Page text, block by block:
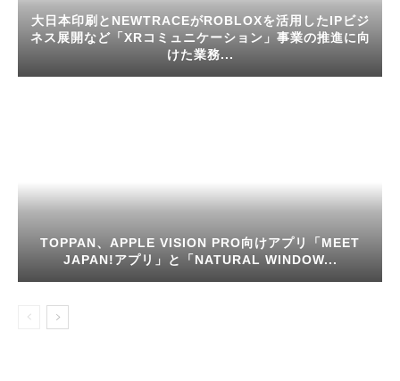
大日本印刷とNEWTRACEがROBLOXを活用したIPビジ
ネス展開など「XRコミュニケーション」事業の推進に向
けた業務...
TOPPAN、APPLE VISION PRO向けアプリ「MEET
JAPAN!アプリ」と「NATURAL WINDOW...